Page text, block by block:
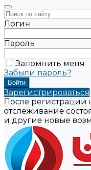
Логин
Пароль
Запомнить меня
Забыли пароль?
Зарегистрироваться
После регистрации
отслеживание
и другие новые